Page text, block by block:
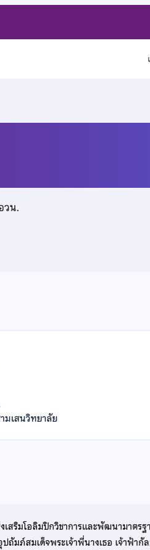
วน.
มเสนวิทยาลัย
เสริมโอลิมปิกวิชาการและพัฒนามาตร
ปถัมภ์สมเด็จพระเจ้าพี่นางเธอ เจ้าฟ้า